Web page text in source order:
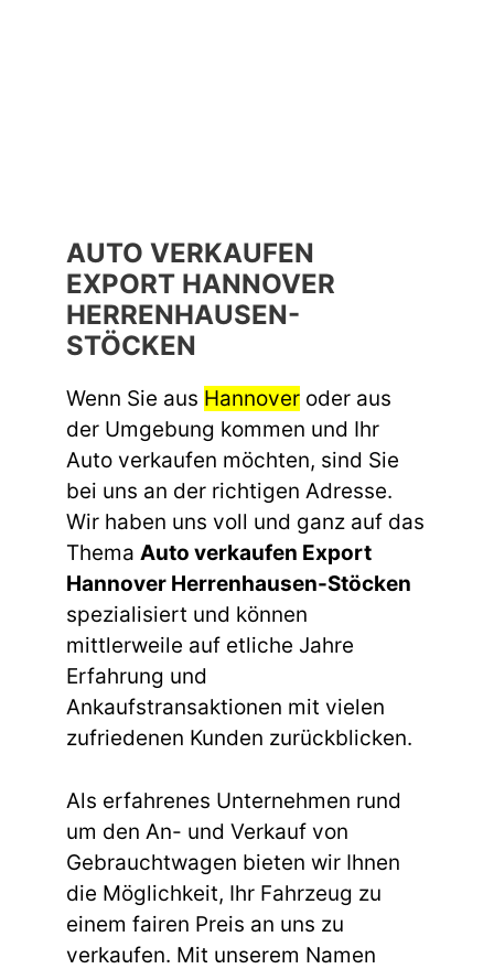
AUTO VERKAUFEN
EXPORT HANNOVER
HERRENHAUSEN-
STÖCKEN
Wenn Sie aus Hannover oder aus
der Umgebung kommen und Ihr
Auto verkaufen möchten, sind Sie
bei uns an der richtigen Adresse.
Wir haben uns voll und ganz auf das
Thema Auto verkaufen Export
Hannover Herrenhausen-Stöcken
spezialisiert und können
mittlerweile auf etliche Jahre
Erfahrung und
Ankaufstransaktionen mit vielen
zufriedenen Kunden zurückblicken.
Als erfahrenes Unternehmen rund
um den An- und Verkauf von
Gebrauchtwagen bieten wir Ihnen
die Möglichkeit, Ihr Fahrzeug zu
einem fairen Preis an uns zu
verkaufen. Mit unserem Namen